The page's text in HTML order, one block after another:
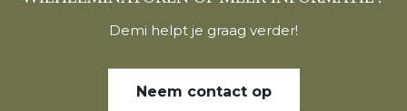
Demi helpt je graag verder!
Neem contact op